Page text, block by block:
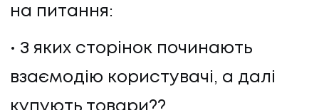
на питання:
З яких сторінок починають
взаємодію користувачі, а далі